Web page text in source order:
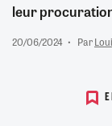
leur
20/06/2024 Par